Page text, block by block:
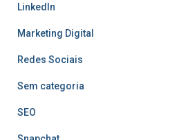
LinkedIn
Marketing Digital
Redes Sociais
Sem categoria
SEO